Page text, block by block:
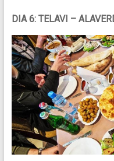
DIA 6: TELAVI –